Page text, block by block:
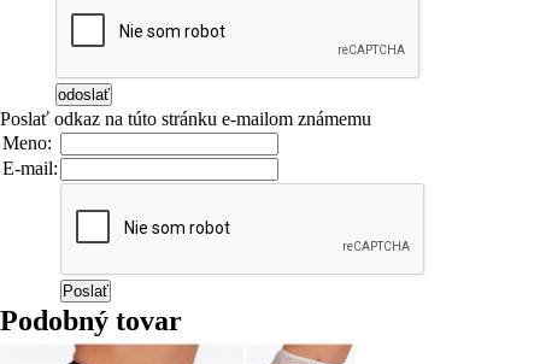
Poslať odkaz na túto stránku e-mailom známemu
Meno:
E-mail:
Podobný tovar